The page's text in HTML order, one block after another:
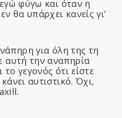
φύγω και όταν η
θα υπάρχει κανείς γι’
για όλη της τη
αυτή την αναπηρία
γεγονός ότι είστε
αυτιστικό. Όχι,